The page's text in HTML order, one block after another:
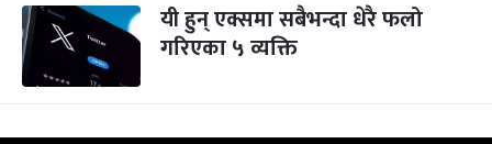
यी हुन् एक्समा सबैभन्दा धेरै फलो
गरिएका ५ व्यक्ति